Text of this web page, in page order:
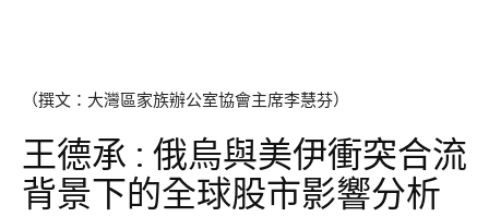
（撰文：大灣區家族辦公室協會主席李慧芬）
王德承 : 俄烏與美伊衝突合流
背景下的全球股市影響分析